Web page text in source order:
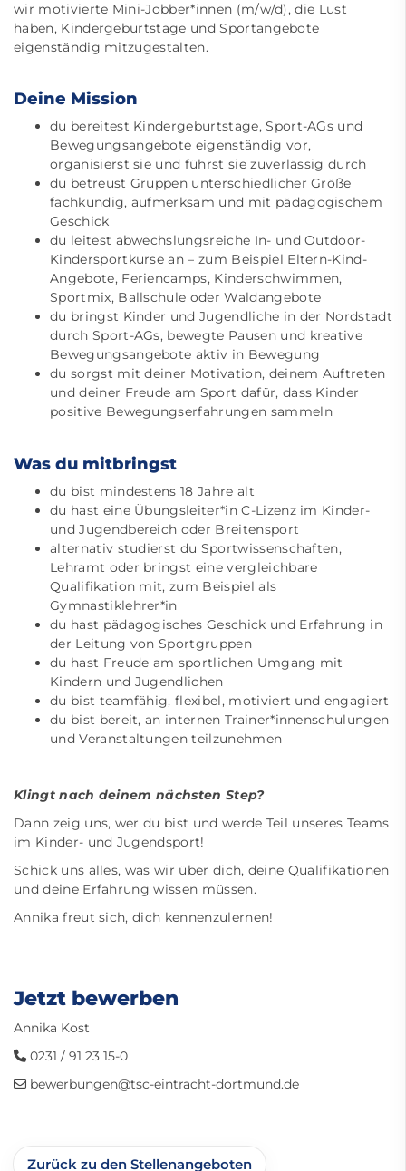
wir motivierte Mini-Jobber*innen (m/w/d), die Lust
haben, Kindergeburtstage und Sportangebote
eigenständig mitzugestalten.
Deine Mission
du bereitest Kindergeburtstage, Sport-AGs und
Bewegungsangebote eigenständig vor,
organisierst sie und führst sie zuverlässig durch
du betreust Gruppen unterschiedlicher Größe
fachkundig, aufmerksam und mit pädagogischem
Geschick
du leitest abwechslungsreiche In- und Outdoor-
Kindersportkurse an – zum Beispiel Eltern-Kind-
Angebote, Feriencamps, Kinderschwimmen,
Sportmix, Ballschule oder Waldangebote
du bringst Kinder und Jugendliche in der Nordstadt
durch Sport-AGs, bewegte Pausen und kreative
Bewegungsangebote aktiv in Bewegung
du sorgst mit deiner Motivation, deinem Auftreten
und deiner Freude am Sport dafür, dass Kinder
positive Bewegungserfahrungen sammeln
Was du mitbringst
du bist mindestens 18 Jahre alt
du hast eine Übungsleiter*in C-Lizenz im Kinder-
und Jugendbereich oder Breitensport
alternativ studierst du Sportwissenschaften,
Lehramt oder bringst eine vergleichbare
Qualifikation mit, zum Beispiel als
Gymnastiklehrer*in
du hast pädagogisches Geschick und Erfahrung in
der Leitung von Sportgruppen
du hast Freude am sportlichen Umgang mit
Kindern und Jugendlichen
du bist teamfähig, flexibel, motiviert und engagiert
du bist bereit, an internen Trainer*innenschulungen
und Veranstaltungen teilzunehmen
Klingt nach deinem nächsten Step?
Dann zeig uns, wer du bist und werde Teil unseres Teams
im Kinder- und Jugendsport!
Schick uns alles, was wir über dich, deine Qualifikationen
und deine Erfahrung wissen müssen.
Annika freut sich, dich kennenzulernen!
Jetzt bewerben
Annika Kost
0231 / 91 23 15-0
bewerbungen@tsc-eintracht-dortmund.de
Zurück zu den Stellenangeboten